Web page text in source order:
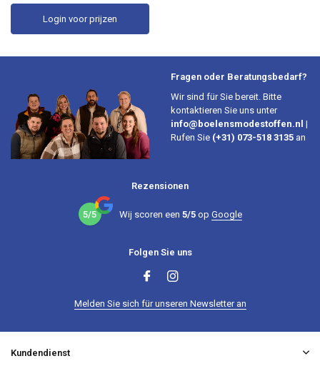
Login voor prijzen
Fragen oder Beratungsbedarf?
Wir sind für Sie bereit. Bitte
kontaktieren Sie uns unter
info@boelensmodestoffen.nl |
Rufen Sie (+31) 073-518 3135 an
Rezensionen
5/5 Wij scoren een 5/5op Google
Folgen Sie uns
Melden Sie sich für unseren Newsletter an
Kundendienst